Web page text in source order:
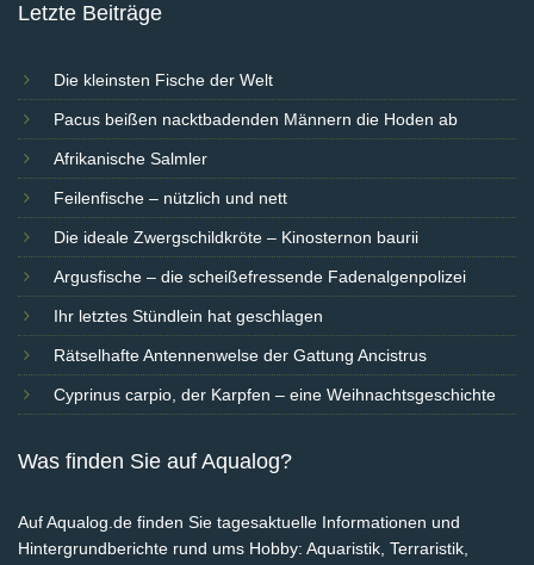
Letzte Beiträge
Die kleinsten Fische der Welt
Pacus beißen nacktbadenden Männern die Hoden ab
Afrikanische Salmler
Feilenfische – nützlich und nett
Die ideale Zwergschildkröte – Kinosternon baurii
Argusfische – die scheißefressende Fadenalgenpolizei
Ihr letztes Stündlein hat geschlagen
Rätselhafte Antennenwelse der Gattung Ancistrus
Cyprinus carpio, der Karpfen – eine Weihnachtsgeschichte
Was finden Sie auf Aqualog?
Auf Aqualog.de finden Sie tagesaktuelle Informationen und
Hintergrundberichte rund ums Hobby: Aquaristik, Terraristik,